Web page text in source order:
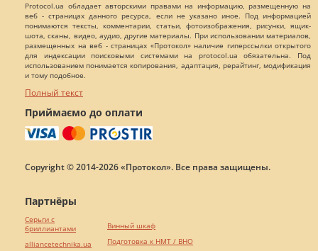
Protocol.ua обладает авторскими правами на информацию, размещенную на
веб - страницах данного ресурса, если не указано иное. Под информацией
понимаются тексты, комментарии, статьи, фотоизображения, рисунки, ящик-
шота, сканы, видео, аудио, другие материалы. При использовании материалов,
размещенных на веб - страницах «Протокол» наличие гиперссылки открытого
для индексации поисковыми системами на protocol.ua обязательна. Под
использованием понимается копирования, адаптация, рерайтинг, модификация
и тому подобное.
Полный текст
Приймаємо до оплати
Copyright © 2014-2026 «Протокол». Все права защищены.
Партнёры
Серьги с
бриллиантами
alliancetechnika.ua
Винный шкаф
Подготовка к НМТ / ВНО